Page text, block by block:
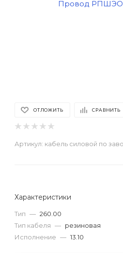
ОТЛОЖИТЬ СРАВНИТЬ
Артикул: кабель силовой по
Характеристики
Тип — 260.00
Тип кабеля — резиновая
Исполнение — 13.10